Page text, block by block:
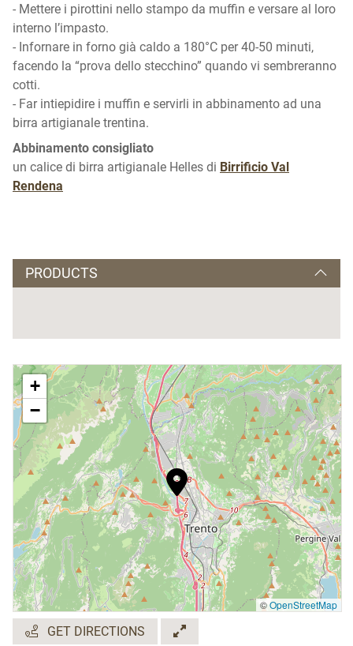
- Mettere i pirottini nello stampo da muffin e versare al loro
interno l’impasto.
- Infornare in forno già caldo a 180°C per 40-50 minuti,
facendo la “prova dello stecchino” quando vi sembreranno
cotti.
- Far intiepidire i muffin e servirli in abbinamento ad una
birra artigianale trentina.
Abbinamento consigliato
un calice di birra artigianale Helles di Birrificio Val
Rendena
PRODUCTS
+
−
©OpenStreetMap
GET DIRECTIONS